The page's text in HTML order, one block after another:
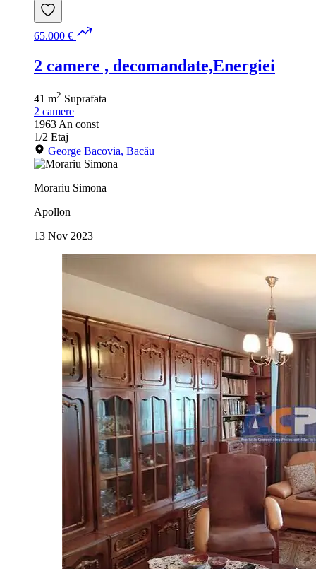
65.000 €
2 camere , decomandate,Energiei
41 m2 Suprafata
2 camere
1963An const
1/2 Etaj
George Bacovia, Bacău
Morariu Simona
Apollon
13 Nov 2023